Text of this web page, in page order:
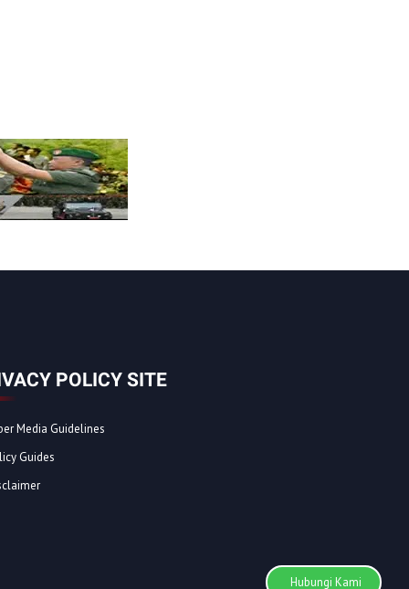
POLICY SITE
Media Guidelines
Guides
Hubungi Kami